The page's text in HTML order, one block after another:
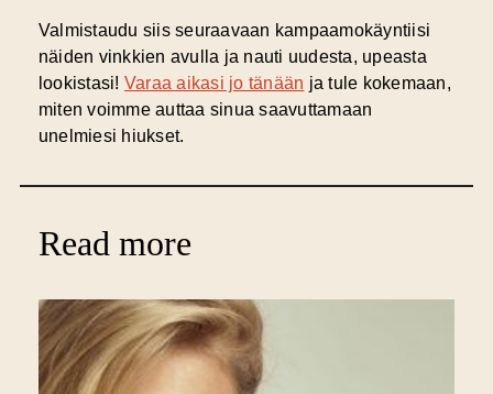
Valmistaudu siis seuraavaan kampaamokäyntiisi
näiden vinkkien avulla ja nauti uudesta, upeasta
lookistasi! Varaa aikasi jo tänään ja tule kokemaan,
miten voimme auttaa sinua saavuttamaan
unelmiesi hiukset.
Read more